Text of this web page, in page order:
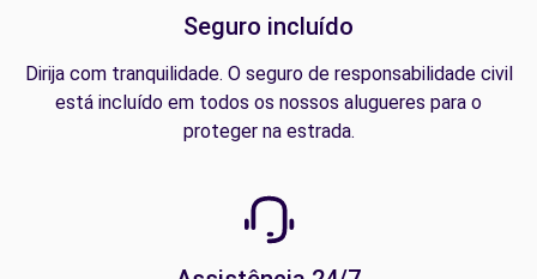
Seguro incluído
Dirija com tranquilidade. O seguro de responsabilidade civil
está incluído em todos os nossos alugueres para o
proteger na estrada.